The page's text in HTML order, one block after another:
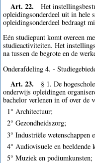
Art. 22.
Het
opleidingsonderdeel uit in hele
opleidingsonderdeel bedraagt
Eén studiepunt komt overeen
studieactiviteiten. Het
na tussen de begrote en de
Onderafdeling 4. -
Art. 23.
§ 1. De
onderwijs opleidingen
bachelor verlenen in of over de
1° Architectuur;
2° Gezondheidszorg;
3° Industriële wetenschappen
4° Audiovisuele en beeldende
5° Muziek en podiumkunsten;